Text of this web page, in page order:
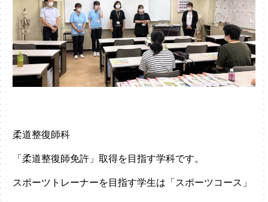
柔道整復師科
「柔道整復師免許」取得を目指す学科です。
スポーツトレーナーを目指す学生は「スポーツコース」